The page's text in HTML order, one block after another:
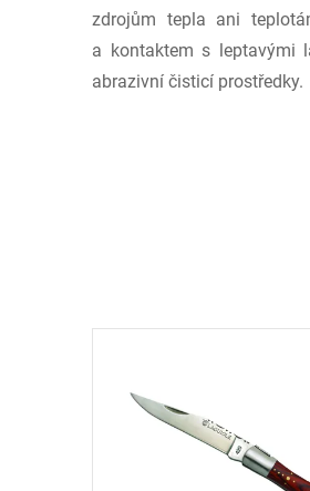
zdrojům tepla ani
a kontaktem s leptavými
abrazivní čisticí prostředky.